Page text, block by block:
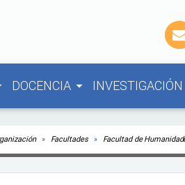
DOCENCIA arrow_drop_down INVESTIGACIÓN
Facultades Facultad de